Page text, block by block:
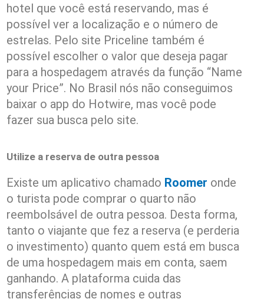
hotel que você está reservando, mas é
possível ver a localização e o número de
estrelas. Pelo site Priceline também é
possível escolher o valor que deseja pagar
para a hospedagem através da função “Name
your Price”. No Brasil nós não conseguimos
baixar o app do Hotwire, mas você pode
fazer sua busca pelo site.
Utilize a reserva de outra pessoa
Existe um aplicativo chamado Roomer onde
o turista pode comprar o quarto não
reembolsável de outra pessoa. Desta forma,
tanto o viajante que fez a reserva (e perderia
o investimento) quanto quem está em busca
de uma hospedagem mais em conta, saem
ganhando. A plataforma cuida das
transferências de nomes e outras